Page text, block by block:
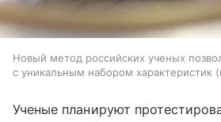
Новый метод российских ученых
с уникальным набором характеристик
Ученые планируют